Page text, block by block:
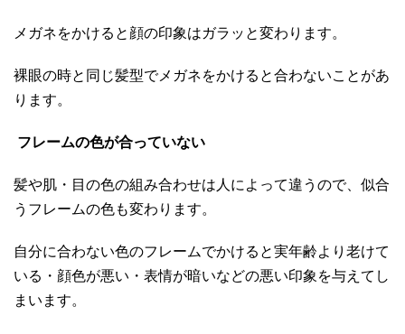
メガネをかけると顔の印象はガラッと変わります。
裸眼の時と同じ髪型でメガネをかけると合わないことがあ
ります。
フレームの色が合っていない
髪や肌・目の色の組み合わせは人によって違うので、似合
うフレームの色も変わります。
自分に合わない色のフレームでかけると実年齢より老けて
いる・顔色が悪い・表情が暗いなどの悪い印象を与えてし
まいます。